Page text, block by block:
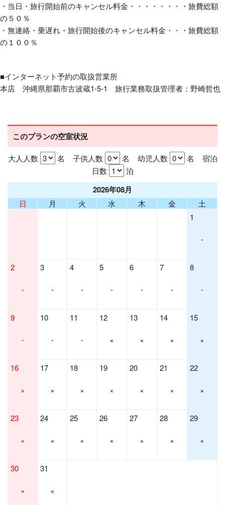
・当日・旅行開始前のキャンセル料金・・・・・・・・旅費総額
の５０％
・無連絡・乗遅れ・旅行開始後のキャンセル料金・・・旅費総額
の１００％
■インターネット予約の取扱営業所
本店 沖縄県那覇市古波蔵1-5-1 旅行業務取扱管理者：野崎哲也
このプランの空室状況
大人人数 名 子供人数 名 幼児人数
名 宿泊
日数
泊
2026年08月
日 月 火 水 木 金
土
1
-
2
-
3
-
4
-
5
-
6
-
7
-
8
-
9
-
10
-
11
-
12
×
13
×
14
×
15
×
16
×
17
×
18
×
19
×
20
×
21
×
22
×
23
×
24
×
25
×
26
×
27
×
28
×
29
×
30
×
31
×